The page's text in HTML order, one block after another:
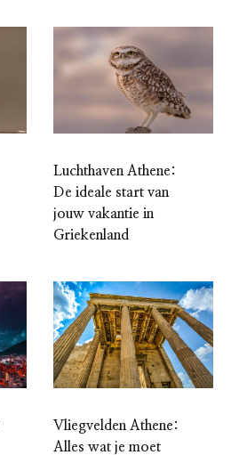
Luchthaven Athene:
De ideale start van
jouw vakantie in
Griekenland
Vliegvelden Athene:
Alles wat je moet